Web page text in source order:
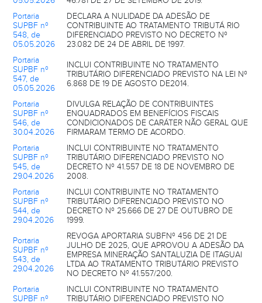
Portaria
SUPBF nº
548, de
05.05.2026
DECLARA A NULIDADE DA ADESÃO DE
CONTRIBUINTE AO TRATAMENTO TRIBUTÁ RIO
DIFERENCIADO PREVISTO NO DECRETO Nº
23.082 DE 24 DE ABRIL DE 1997.
Portaria
SUPBF nº
547, de
05.05.2026
INCLUI CONTRIBUINTE NO TRATAMENTO
TRIBUTÁRIO DIFERENCIADO PREVISTO NA LEI Nº
6.868 DE 19 DE AGOSTO DE2014.
Portaria
SUPBF nº
546, de
30.04.2026
DIVULGA RELAÇÃO DE CONTRIBUINTES
ENQUADRADOS EM BENEFÍCIOS FISCAIS
CONDICIONADOS DE CARÁTER NÃO GERAL QUE
FIRMARAM TERMO DE ACORDO.
Portaria
SUPBF nº
545, de
29.04.2026
INCLUI CONTRIBUINTE NO TRATAMENTO
TRIBUTÁRIO DIFERENCIADO PREVISTO NO
DECRETO Nº 41.557 DE 18 DE NOVEMBRO DE
2008.
Portaria
SUPBF nº
544, de
29.04.2026
INCLUI CONTRIBUINTE NO TRATAMENTO
TRIBUTÁRIO DIFERENCIADO PREVISTO NO
DECRETO Nº 25.666 DE 27 DE OUTUBRO DE
1999.
Portaria
SUPBF nº
543, de
29.04.2026
REVOGA APORTARIA SUBFNº 456 DE 21 DE
JULHO DE 2025, QUE APROVOU A ADESÃO DA
EMPRESA MINERAÇÃO SANTALUZIA DE ITAGUAI
LTDA AO TRATAMENTO TRIBUTÁRIO PREVISTO
NO DECRETO Nº 41.557/200.
Portaria
SUPBF nº
INCLUI CONTRIBUINTE NO TRATAMENTO
TRIBUTÁRIO DIFERENCIADO PREVISTO NO